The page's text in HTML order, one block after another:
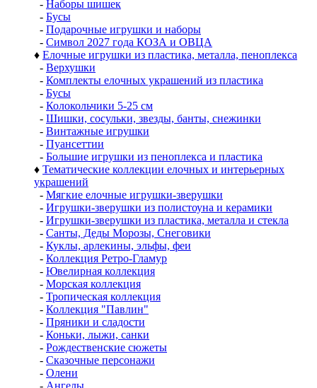
- Наборы шишек
- Бусы
- Подарочные игрушки и наборы
- Символ 2027 года КОЗА и ОВЦА
♦ Елочные игрушки из пластика, металла, пеноплекса
- Верхушки
- Комплекты елочных украшений из пластика
- Бусы
- Колокольчики 5-25 см
- Шишки, сосульки, звезды, банты, снежинки
- Винтажные игрушки
- Пуансеттии
- Большие игрушки из пеноплекса и пластика
♦ Тематические коллекции елочных и интерьерных
украшений
- Мягкие елочные игрушки-зверушки
- Игрушки-зверушки из полистоуна и керамики
- Игрушки-зверушки из пластика, металла и стекла
- Санты, Деды Морозы, Снеговики
- Куклы, арлекины, эльфы, феи
- Коллекция Ретро-Гламур
- Ювелирная коллекция
- Морская коллекция
- Тропическая коллекция
- Коллекция "Павлин"
- Пряники и сладости
- Коньки, лыжи, санки
- Рождественские сюжеты
- Сказочные персонажи
- Олени
- Ангелы